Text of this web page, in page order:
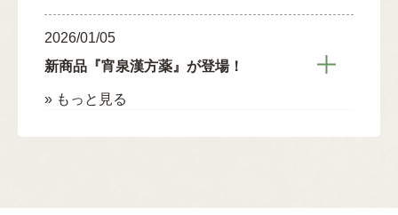
2026/01/05
新商品『宵泉漢方薬』が登場！
» もっと見る